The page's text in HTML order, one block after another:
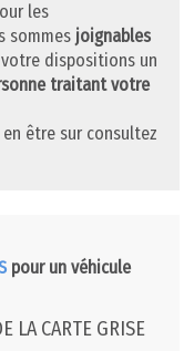
les
sommes joignables
dispositions un
traitant votre
en être sur consultez
pour un véhicule
LA CARTE GRISE